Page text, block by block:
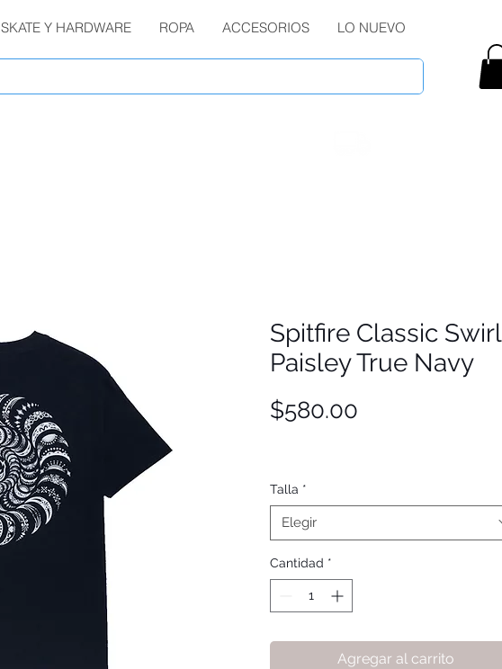
SKATE Y HARDWARE ROPA ACCESORIOS LO NUEVO
Spitfire Classic Swirl
Paisley True Navy
$580.00
Talla *
Elegir
Cantidad *
Agregar al carrito